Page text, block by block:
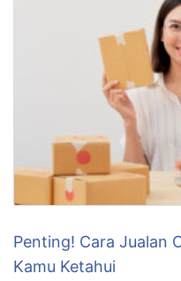
Penting! Cara Jualan
Kamu Ketahui